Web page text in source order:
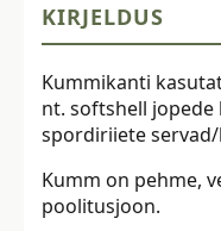
KIRJELDUS
Kummikanti
nt. softshell jopede
spordiriiete
Kumm on pehme,
poolitusjoon.